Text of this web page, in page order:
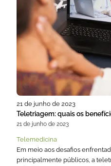
21 de junho de 2023
Teletriagem: quais os
21 de junho de 2023
Telemedicina
Em meio aos desafios
principalmente públicos, a